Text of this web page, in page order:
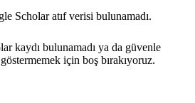
Scholar atıf verisi bulunamadı.
kaydı bulunamadı ya da güvenle
için boş bırakıyoruz.